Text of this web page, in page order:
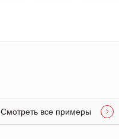
Смотреть все примеры